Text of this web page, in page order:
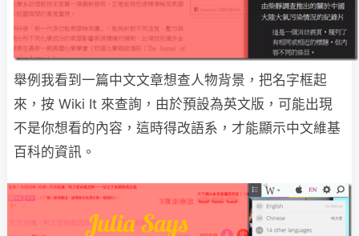
舉例我看到一篇中文文章想查人物背景，把名字框起
來，按 Wiki It 來查詢，由於預設為英文版，可能出現
不是你想看的內容，這時得改語系，才能顯示中文維基
百科的資訊。